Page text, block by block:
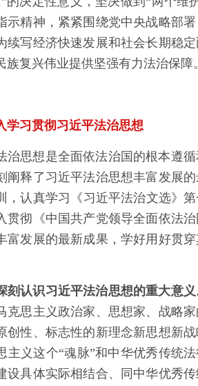
示精神，紧紧围绕党中央战略部
续写经济快速发展和社会长期稳
族复兴伟业提供坚强有力法治保障。
学习贯彻习近平法治思想
治思想是全面依法治国的根本遵
阐释了习近平法治思想丰富发展
，认真学习《习近平法治文选》
贯彻《中国共产党领导全面依法
富发展的最新成果，学好用好贯
刻认识习近平法治思想的重大意
克思主义政治家、思想家、战略
创性、标志性的新理念新思想新
主义这个“魂脉”和中华优秀传统
设具体实际相结合、同中华优秀